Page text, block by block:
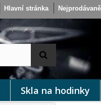
Hlavní stránka
Skla na hodinky